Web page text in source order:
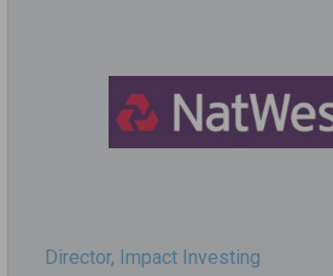
Director, Impact Investing